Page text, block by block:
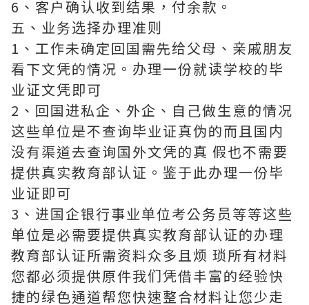
6、客户确认收到结果，付余款。
五、业务选择办理准则
1、工作未确定回国需先给父母、亲戚朋友
看下文凭的情况。办理一份就读学校的毕
业证文凭即可
2、回国进私企、外企、自己做生意的情况
这些单位是不查询毕业证真伪的而且国内
没有渠道去查询国外文凭的真 假也不需要
提供真实教育部认证。鉴于此办理一份毕
业证即可
3、进国企银行事业单位考公务员等等这些
单位是必需要提供真实教育部认证的办理
教育部认证所需资料众多且烦 琐所有材料
您都必须提供原件我们凭借丰富的经验快
捷的绿色通道帮您快速整合材料让您少走